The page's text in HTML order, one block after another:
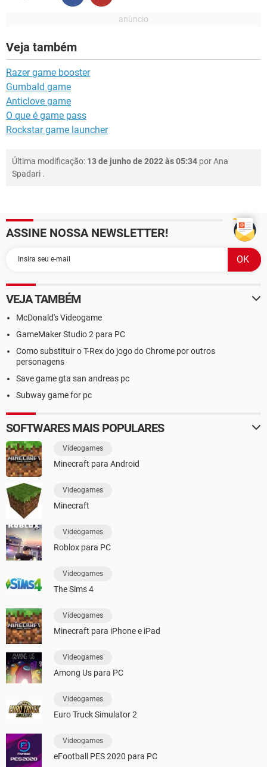
Veja também
Razer game booster
Gumbald game
Anticlove game
O que é game pass
Rockstar game launcher
Última modificação: 13 de junho de 2022 às 05:34 porAna
Spadari .
ASSINE NOSSA NEWSLETTER!
VEJA TAMBÉM
McDonald's Videogame
GameMaker Studio 2 para PC
Como substituir o T-Rex do jogo do Chrome por outros
personagens
Save game gta san andreas pc
Subway game for pc
SOFTWARES MAIS POPULARES
Videogames
Minecraft para Android
Videogames
Minecraft
Videogames
Roblox para PC
Videogames
The Sims 4
Videogames
Minecraft para iPhone e iPad
Videogames
Among Us para PC
Videogames
Euro Truck Simulator 2
Videogames
eFootball PES 2020 para PC